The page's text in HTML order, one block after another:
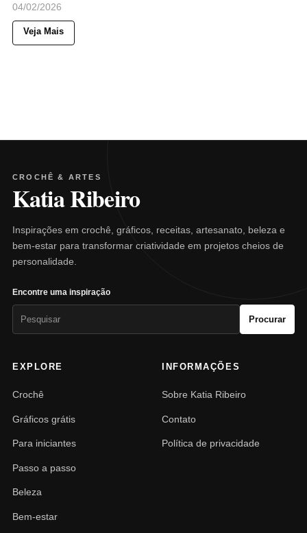
04/02/2026
Veja Mais
CROCHÊ & ARTES
Katia Ribeiro
Inspirações em crochê, gráficos, receitas, artesanato, beleza e
bem-estar para transformar criatividade em projetos cheios de
personalidade.
Encontre uma inspiração
Procurar
EXPLORE
Crochê
Gráficos grátis
Para iniciantes
Passo a passo
Beleza
Bem-estar
INFORMAÇÕES
Sobre Katia Ribeiro
Contato
Política de privacidade